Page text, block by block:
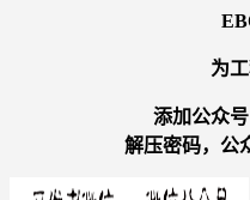
为
添加公众
解压密码，公